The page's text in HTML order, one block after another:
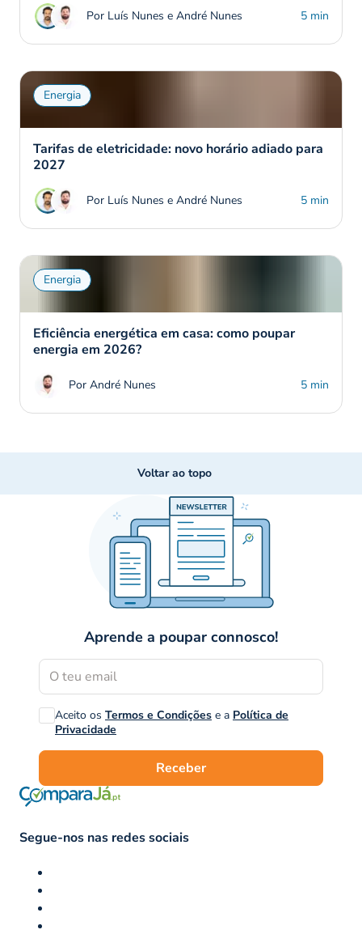
Por Luís Nunes e André Nunes 5 min
Energia
Tarifas de eletricidade: novo horário adiado para
2027
Por Luís Nunes e André Nunes 5 min
Energia
Eficiência energética em casa: como poupar
energia em 2026?
Por André Nunes 5 min
Voltar ao topo
Aprende a poupar connosco!
Aceito os Termos e Condições e a Política de
Privacidade
Receber
Segue-nos nas redes sociais